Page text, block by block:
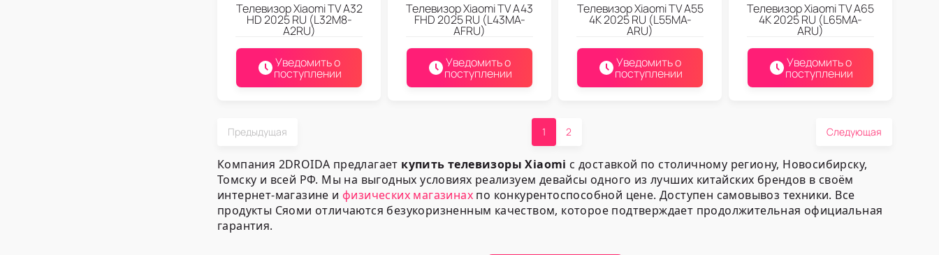
Телевизор Xiaomi TV A32
HD 2025 RU (L32M8-
A2RU)
Уведомить о
поступлении
Телевизор Xiaomi TV A43
FHD 2025 RU (L43MA-
AFRU)
Уведомить о
поступлении
Телевизор Xiaomi TV A55
4K 2025 RU (L55MA-
ARU)
Уведомить о
поступлении
Телевизор Xiaomi TV A65
4K 2025 RU (L65MA-
ARU)
Уведомить о
поступлении
Предыдущая 1 2 Следующая
Компания 2DROIDA предлагает купить телевизоры Xiaomi с доставкой по столичному региону, Новосибирску,
Томску и всей РФ. Мы на выгодных условиях реализуем девайсы одного из лучших китайских брендов в своём
интернет-магазине и физических магазинах по конкурентоспособной цене. Доступен самовывоз техники. Все
продукты Сяоми отличаются безукоризненным качеством, которое подтверждает продолжительная официальная
гарантия.